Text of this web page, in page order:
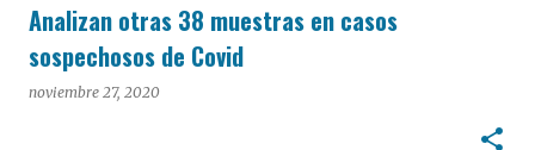
Analizan otras 38 muestras en casos
sospechosos de Covid
noviembre 27, 2020